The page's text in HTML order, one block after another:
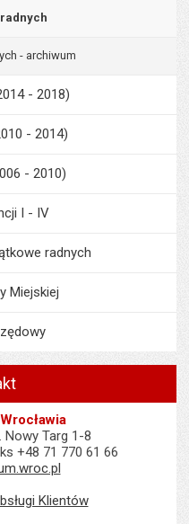
- archiwum
- 2018)
- 2014)
- 2010)
I - IV
radnych
Miejskiej
Nowy Targ 1-8
+48 71 770 61 66
Klientów